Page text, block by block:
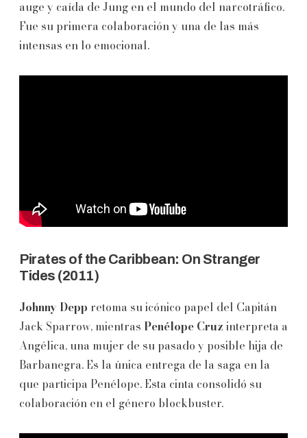
auge y caída de Jung en el mundo del narcotráfico.
Fue su primera colaboración y una de las más
intensas en lo emocional.
Pirates of the Caribbean: On Stranger
Tides (2011)
Johnny Depp retoma su icónico papel del Capitán
Jack Sparrow, mientras Penélope Cruz interpreta a
Angélica, una mujer de su pasado y posible hija de
Barbanegra. Es la única entrega de la saga en la
que participa Penélope. Esta cinta consolidó su
colaboración en el género blockbuster.